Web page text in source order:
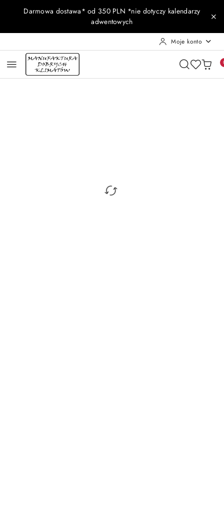
Przejdź do treści głównej
Przejdź do wyszukiwarki
Przejdź do moje konto
Przejdź do menu głównego
Przejdź do opisu produktu
Przejdź do stopki
Darmowa dostawa* od 350 PLN *nie dotyczy kalendarzy
adwentowych
Moje konto